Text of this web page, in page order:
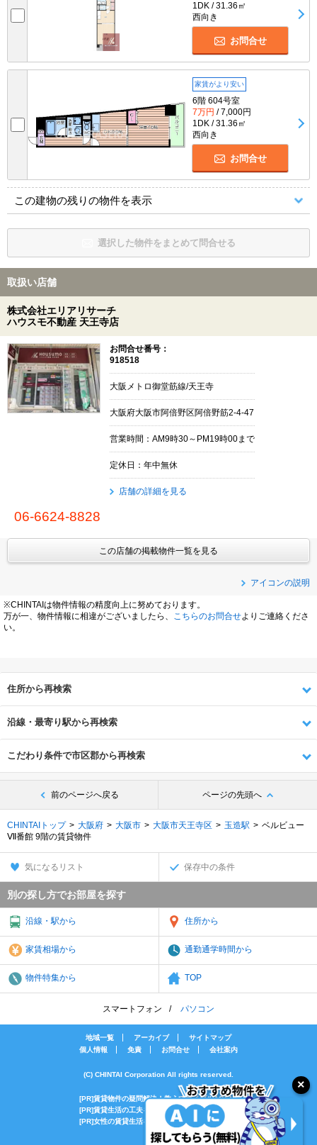
1DK / 31.36㎡
西向き
お問合せ
家賃がより安い
6階 604号室
7万円 / 7,000円
1DK / 31.36㎡
西向き
お問合せ
この建物の残りの物件を表示
選択した物件をまとめて問合せる
取扱い店舗
株式会社エリアリサーチ
ハウスモ不動産 天王寺店
お問合せ番号：
918518
大阪メトロ御堂筋線/天王寺
大阪府大阪市阿倍野区阿倍野筋2-4-47
営業時間：AM9時30～PM19時00まで
定休日：年中無休
店舗の詳細を見る
06-6624-8828
この店舗の掲載物件一覧を見る
アイコンの説明
※CHINTAIは物件情報の精度向上に努めております。
万が一、物件情報に相違がございましたら、
こちらのお問合せよりご連絡くださ
い。
住所から再検索
沿線・最寄り駅から再検索
こだわり条件で市区郡から再検索
前のページへ戻る ページの先頭へ
CHINTAIトップ 大阪府 大阪市 大阪市天王寺区 玉造駅
ベルビュー
Ⅶ番館 9階の賃貸物件
気になるリスト 保存中の条件
別の探し方でお部屋を探す
沿線・駅から 住所から
家賃相場から 通勤通学時間から
物件特集から TOP
スマートフォン パソコン
地域一覧 アーカイブ
サイトマップ
個人情報
免責 お問合せ 会社案内
(C) CHINTAI Corporation All rights reserved.
[PR]賃貸物件の疑問解決！教えてエイブルAGENT
[PR]賃貸生活の工夫を紹介！CHINTAI情報局
[PR]女性の賃貸生活を応援！Woman.CHINTAI